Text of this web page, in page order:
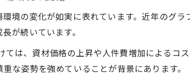
建設設備投資の最適化が
境の変化が如実に表れています。近年のグ
が続いています。
ては、資材価格の上昇や人件費増加によるコ
な姿勢を強めていることが背景にあります。